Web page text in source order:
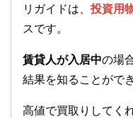
リガイドは、 投資用
スです。
賃貸人が入居中の場
結果を知ることがで
高値で買取りしてく